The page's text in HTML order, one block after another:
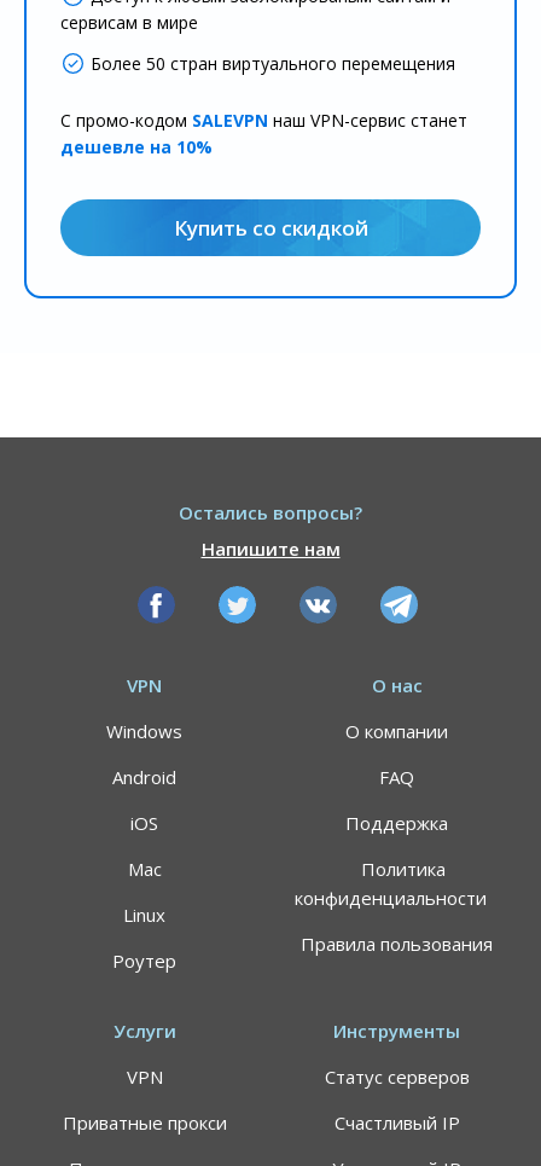
сервисам в мире
Более 50 стран виртуального перемещения
С промо-кодом SALEVPN наш VPN-сервис станет
дешевле на 10%
Купить со скидкой
Остались вопросы?
Напишите нам
VPN
Windows
Android
iOS
Mac
Linux
Роутер
О нас
О компании
FAQ
Поддержка
Политика
конфиденциальности
Правила пользования
Услуги
VPN
Приватные прокси
Инструменты
Статус серверов
Счастливый IP